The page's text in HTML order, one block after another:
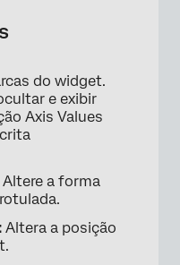
do widget.
e exibir
Axis Values
Altere a forma
Altera a posição